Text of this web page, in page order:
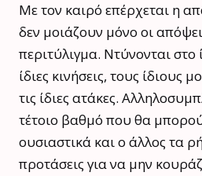
Με τον καιρό επέρχεται η
δεν μοιάζουν μόνο οι
περιτύλιγμα. Ντύνονται στο
ίδιες κινήσεις, τους ίδιους
τις ίδιες ατάκες.
τέτοιο βαθμό που θα
ουσιαστικά και ο άλλος τα
προτάσεις για να μην